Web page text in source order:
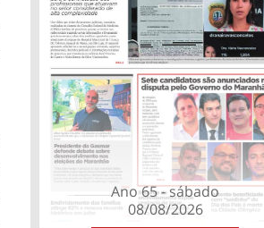
Ano 65 - sábado
08/08/2026